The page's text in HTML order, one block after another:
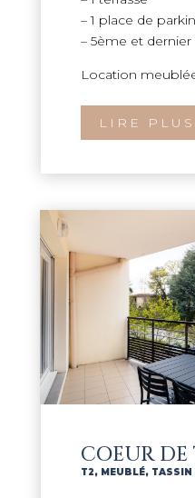
– 1 place de
– 5ème et
Location
LIRE PLUS
COEUR DE
T2, MEUBLÉ, TASSIN